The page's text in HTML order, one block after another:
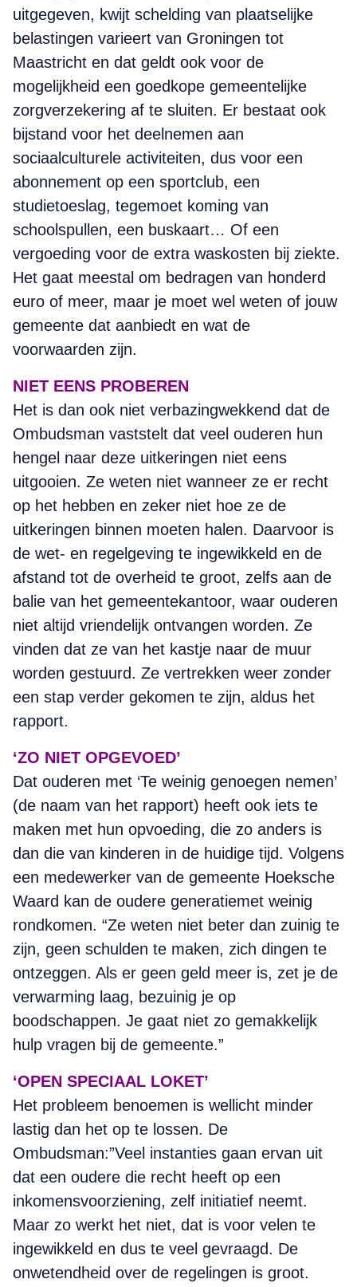
uitgegeven, kwijt schelding van plaatselijke
belastingen varieert van Groningen tot
Maastricht en dat geldt ook voor de
mogelijkheid een goedkope gemeentelijke
zorgverzekering af te sluiten. Er bestaat ook
bijstand voor het deelnemen aan
sociaalculturele activiteiten, dus voor een
abonnement op een sportclub, een
studietoeslag, tegemoet koming van
schoolspullen, een buskaart… Of een
vergoeding voor de extra waskosten bij ziekte.
Het gaat meestal om bedragen van honderd
euro of meer, maar je moet wel weten of jouw
gemeente dat aanbiedt en wat de
voorwaarden zijn.
NIET EENS PROBEREN
Het is dan ook niet verbazingwekkend dat de
Ombudsman vaststelt dat veel ouderen hun
hengel naar deze uitkeringen niet eens
uitgooien. Ze weten niet wanneer ze er recht
op het hebben en zeker niet hoe ze de
uitkeringen binnen moeten halen. Daarvoor is
de wet- en regelgeving te ingewikkeld en de
afstand tot de overheid te groot, zelfs aan de
balie van het gemeentekantoor, waar ouderen
niet altijd vriendelijk ontvangen worden. Ze
vinden dat ze van het kastje naar de muur
worden gestuurd. Ze vertrekken weer zonder
een stap verder gekomen te zijn, aldus het
rapport.
‘ZO NIET OPGEVOED’
Dat ouderen met ‘Te weinig genoegen nemen’
(de naam van het rapport) heeft ook iets te
maken met hun opvoeding, die zo anders is
dan die van kinderen in de huidige tijd. Volgens
een medewerker van de gemeente Hoeksche
Waard kan de oudere generatiemet weinig
rondkomen. “Ze weten niet beter dan zuinig te
zijn, geen schulden te maken, zich dingen te
ontzeggen. Als er geen geld meer is, zet je de
verwarming laag, bezuinig je op
boodschappen. Je gaat niet zo gemakkelijk
hulp vragen bij de gemeente.”
‘OPEN SPECIAAL LOKET’
Het probleem benoemen is wellicht minder
lastig dan het op te lossen. De
Ombudsman:”Veel instanties gaan ervan uit
dat een oudere die recht heeft op een
inkomensvoorziening, zelf initiatief neemt.
Maar zo werkt het niet, dat is voor velen te
ingewikkeld en dus te veel gevraagd. De
onwetendheid over de regelingen is groot.